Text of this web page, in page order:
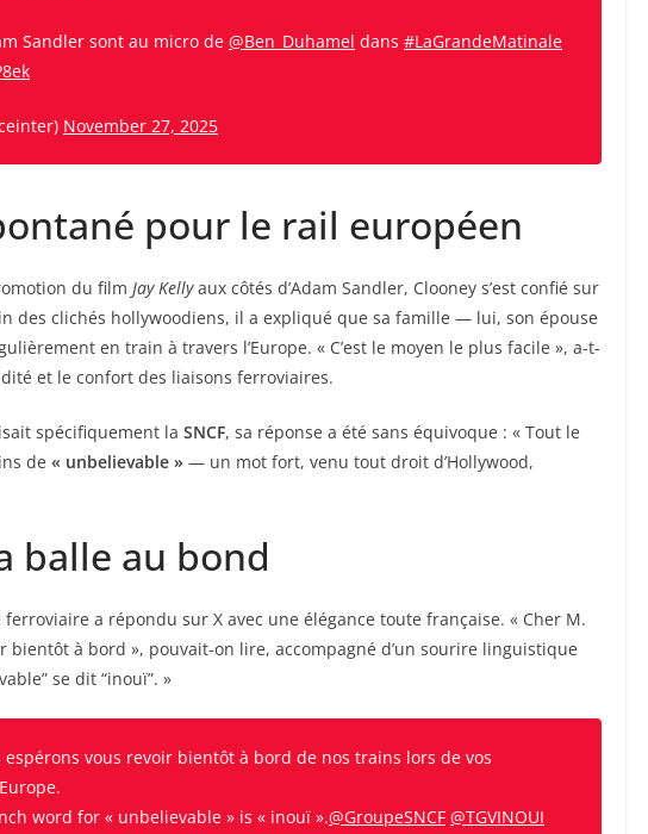
Sandler sont au micro de @Ben_Duhamel dans #LaGrandeMatinale
November 27, 2025
pour le rail européen
du film Jay Kellyaux côtés d’Adam Sandler, Clooney s’est confié sur
des clichés hollywoodiens, il a expliqué que sa famille — lui, son épouse
en train à travers l’Europe. « C’est le moyen le plus facile », a-t-
et le confort des liaisons ferroviaires.
spécifiquement la SNCF, sa réponse a été sans équivoque : « Tout le
de « unbelievable » — un mot fort, venu tout droit d’Hollywood,
balle au bond
a répondu sur X avec une élégance toute française. « Cher M.
bientôt à bord », pouvait-on lire, accompagné d’un sourire linguistique
se dit “inouï”. »
espérons vous revoir bientôt à bord de nos trains lors de vos
word for « unbelievable » is « inouï ».@GroupeSNCF @TGVINOUI